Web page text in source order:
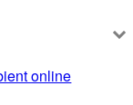
online